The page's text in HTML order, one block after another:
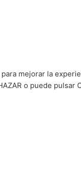
mejorar la
o puede